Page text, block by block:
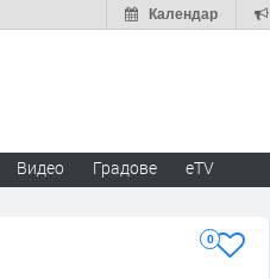
Календар
Видео Градове eTV
0